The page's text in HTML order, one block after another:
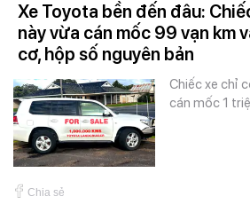
Xe Toyota bền đến đâu:
này vừa cán mốc 99 vạn km
cơ, hộp số nguyên bản
Chiếc xe chỉ
cán mốc 1
Chia sẻ